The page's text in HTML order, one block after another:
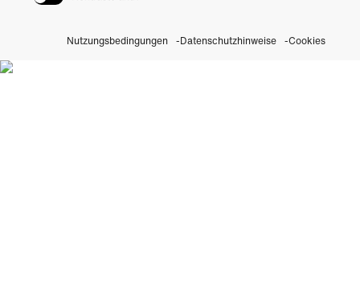
Nutzungsbedingungen Datenschutzhinweise Cookies